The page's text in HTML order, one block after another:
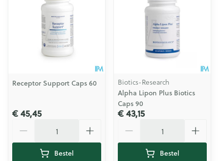
Receptor Support Caps 60
€ 45,45
Bestel
Biotics-Research
Alpha Lipon Plus Biotics
Caps 90
€ 43,15
Bestel